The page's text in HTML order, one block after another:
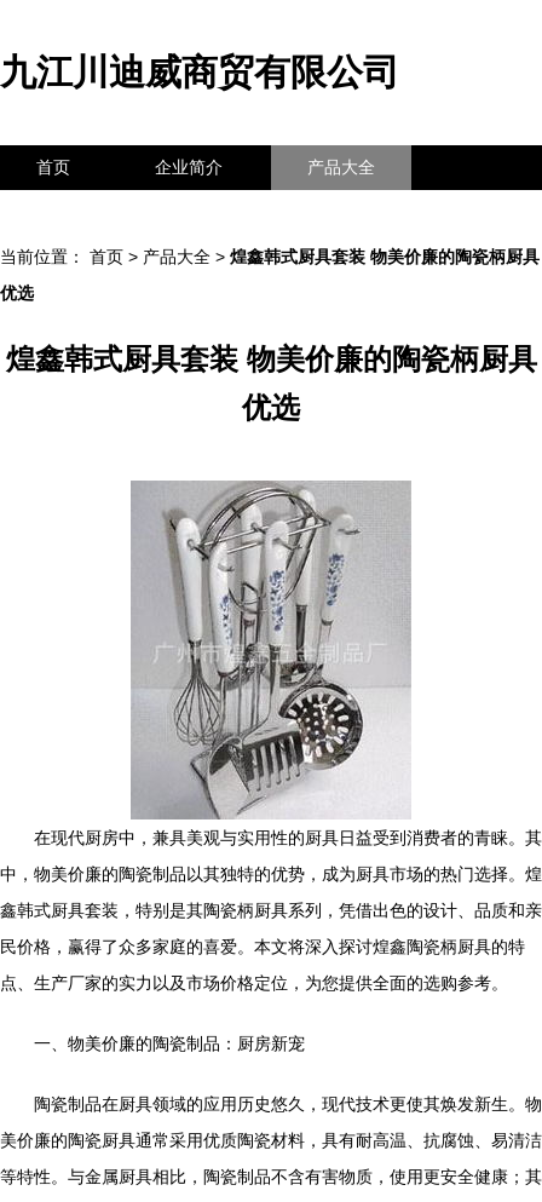
九江川迪威商贸有限公司
首页 企业简介 产品大全
当前位置： 首页 > 产品大全 > 煌鑫韩式厨具套装 物美价廉的陶瓷柄厨具
优选
煌鑫韩式厨具套装 物美价廉的陶瓷柄厨具
优选
在现代厨房中，兼具美观与实用性的厨具日益受到消费者的青睐。其
中，物美价廉的陶瓷制品以其独特的优势，成为厨具市场的热门选择。煌
鑫韩式厨具套装，特别是其陶瓷柄厨具系列，凭借出色的设计、品质和亲
民价格，赢得了众多家庭的喜爱。本文将深入探讨煌鑫陶瓷柄厨具的特
点、生产厂家的实力以及市场价格定位，为您提供全面的选购参考。
一、物美价廉的陶瓷制品：厨房新宠
陶瓷制品在厨具领域的应用历史悠久，现代技术更使其焕发新生。物
美价廉的陶瓷厨具通常采用优质陶瓷材料，具有耐高温、抗腐蚀、易清洁
等特性。与金属厨具相比，陶瓷制品不含有害物质，使用更安全健康；其